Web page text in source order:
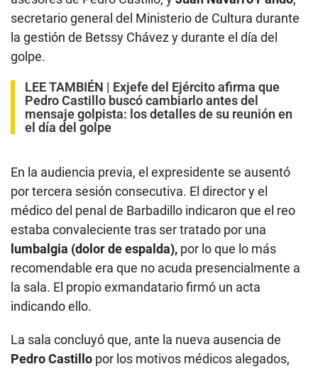
secretario general del Ministerio de Cultura durante
la gestión de Betssy Chávez y durante el día del
golpe.
LEE TAMBIÉN | Exjefe del Ejército afirma que
Pedro Castillo buscó cambiarlo antes del
mensaje golpista: los detalles de su reunión en
el día del golpe
En la audiencia previa, el expresidente se ausentó
por tercera sesión consecutiva. El director y el
médico del penal de Barbadillo indicaron que el reo
estaba convaleciente tras ser tratado por una
lumbalgia (dolor de espalda), por lo que lo más
recomendable era que no acuda presencialmente a
la sala. El propio exmandatario firmó un acta
indicando ello.
La sala concluyó que, ante la nueva ausencia de
Pedro Castillo por los motivos médicos alegados,